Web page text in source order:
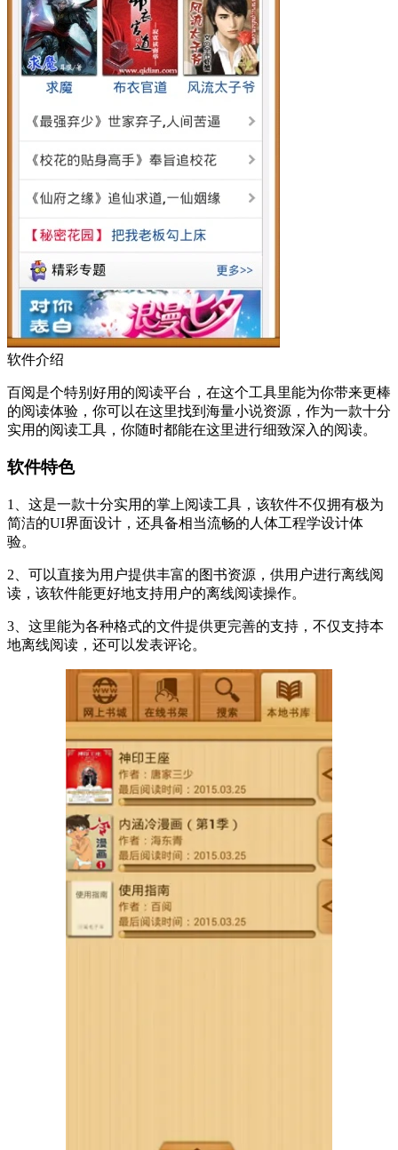
软件介绍
百阅是个特别好用的阅读平台，在这个工具里能为你带来更棒
的阅读体验，你可以在这里找到海量小说资源，作为一款十分
实用的阅读工具，你随时都能在这里进行细致深入的阅读。
软件特色
1、这是一款十分实用的掌上阅读工具，该软件不仅拥有极为
简洁的UI界面设计，还具备相当流畅的人体工程学设计体
验。
2、可以直接为用户提供丰富的图书资源，供用户进行离线阅
读，该软件能更好地支持用户的离线阅读操作。
3、这里能为各种格式的文件提供更完善的支持，不仅支持本
地离线阅读，还可以发表评论。